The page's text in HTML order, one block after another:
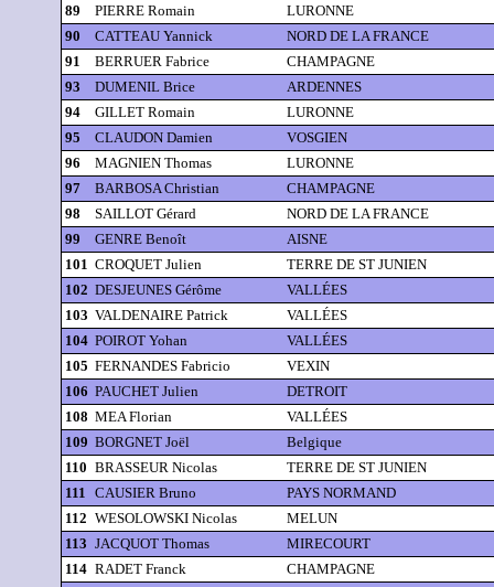
89
PIERRE Romain
LURONNE
90
CATTEAU Yannick
NORD DE LA FRANCE
91
BERRUER Fabrice
CHAMPAGNE
93
DUMENIL Brice
ARDENNES
94
GILLET Romain
LURONNE
95
CLAUDON Damien
VOSGIEN
96
MAGNIEN Thomas
LURONNE
97
BARBOSA Christian
CHAMPAGNE
98
SAILLOT Gérard
NORD DE LA FRANCE
99
GENRE Benoît
AISNE
101 CROQUET Julien
TERRE DE ST JUNIEN
102 DESJEUNES Gérôme
VALLÉES
103 VALDENAIRE Patrick
VALLÉES
104 POIROT Yohan
VALLÉES
105 FERNANDES Fabricio
VEXIN
106 PAUCHET Julien
DETROIT
108 MEA Florian
VALLÉES
109 BORGNET Joël
Belgique
110 BRASSEUR Nicolas
TERRE DE ST JUNIEN
111 CAUSIER Bruno
PAYS NORMAND
112 WESOLOWSKI Nicolas
MELUN
113 JACQUOT Thomas
MIRECOURT
114 RADET Franck
CHAMPAGNE